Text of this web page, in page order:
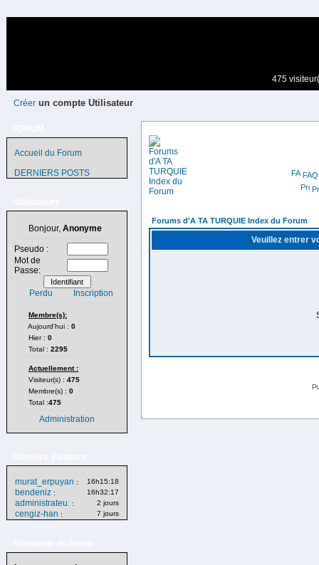
475
Créer un compte Utilisateur
Accueil du Forum
DERNIERS POSTS
Bonjour, Anonyme
Pseudo :
Mot de
Passe:
Perdu Inscription
Membre(s):
Aujourd'hui : 0
Hier : 0
Total : 2295
Actuellement :
Visiteur(s) : 475
Membre(s) : 0
Total :475
Administration
murat_erpuyan : 16h15:18
bendeniz : 16h32:17
administrateu. : 2 jours
cengiz-han : 7 jours
FAQ
Forums d'A TA TURQUIE Index du Forum
Veuillez entrer